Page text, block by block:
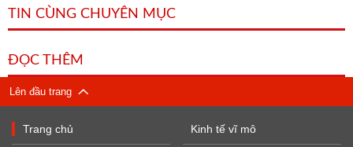
TIN CÙNG CHUYÊN MỤC
ĐỌC THÊM
Lên đầu trang
Trang chủ Kinh tế vĩ mô